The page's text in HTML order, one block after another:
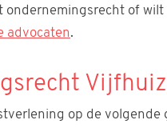
ondernemingsrecht of
advocaten.
op de volgende